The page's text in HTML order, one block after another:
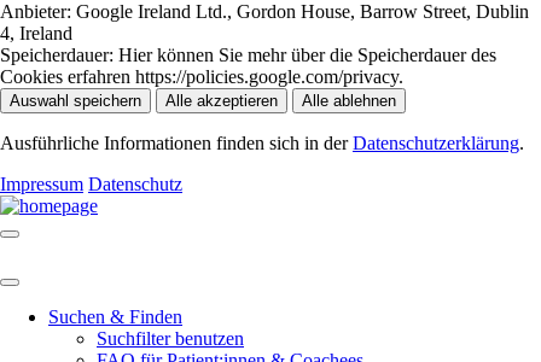
Anbieter: Google Ireland Ltd., Gordon House, Barrow Street, Dublin
4, Ireland
Speicherdauer: Hier können Sie mehr über die Speicherdauer des
Cookies erfahren https://policies.google.com/privacy.
Auswahl speichern Alle akzeptieren Alle ablehnen
Ausführliche Informationen finden sich in derDatenschutzerklärung.
Impressum Datenschutz
Suchen & Finden
Suchfilter benutzen